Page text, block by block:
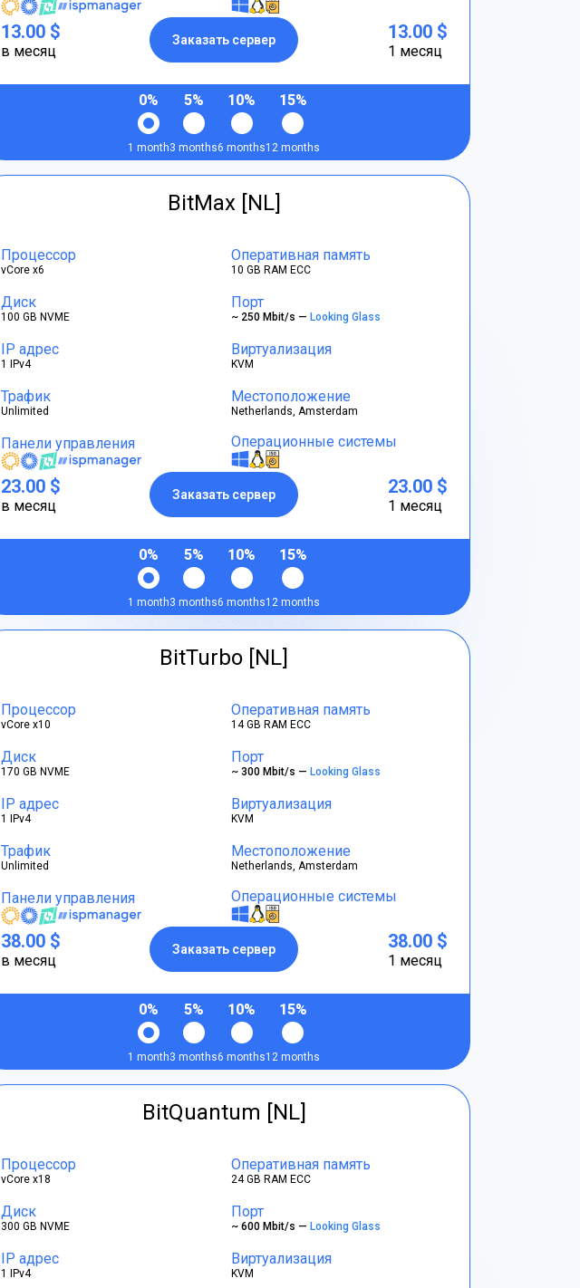
13.00 $
в месяц
Заказать сервер 13.00 $
1 месяц
0%
1 month
5%
3 months
10%
6 months
15%
12 months
BitMax [NL]
Процессор
vCore x6
Оперативная память
10 GB RAM ECC
Диск
100 GB NVME
Порт
~ 250 Mbit/s —Looking Glass
IP адрес
1 IPv4
Виртуализация
KVM
Трафик
Unlimited
Местоположение
Netherlands, Amsterdam
Панели управления Операционные системы
23.00 $
в месяц
Заказать сервер 23.00 $
1 месяц
0%
1 month
5%
3 months
10%
6 months
15%
12 months
BitTurbo [NL]
Процессор
vCore x10
Оперативная память
14 GB RAM ECC
Диск
170 GB NVME
Порт
~ 300 Mbit/s —Looking Glass
IP адрес
1 IPv4
Виртуализация
KVM
Трафик
Unlimited
Местоположение
Netherlands, Amsterdam
Панели управления Операционные системы
38.00 $
в месяц
Заказать сервер 38.00 $
1 месяц
0%
1 month
5%
3 months
10%
6 months
15%
12 months
BitQuantum [NL]
Процессор
vCore x18
Оперативная память
24 GB RAM ECC
Диск
300 GB NVME
Порт
~ 600 Mbit/s —Looking Glass
IP адрес
1 IPv4
Виртуализация
KVM